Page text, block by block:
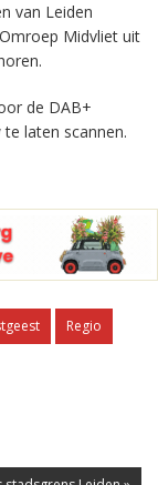
van Leiden
Midvliet uit
de DAB+
laten scannen.
Regio